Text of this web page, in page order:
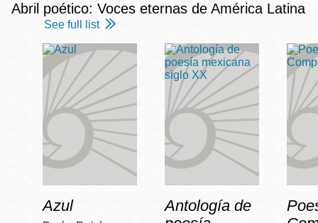
Abril poético: Voces eternas de América Latina
See full list
Azul
Antología de